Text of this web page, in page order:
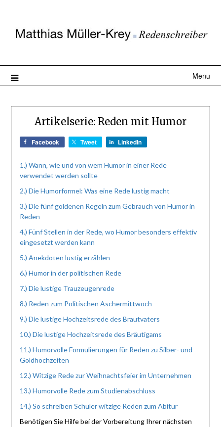
Menu
Artikelserie: Reden mit Humor
Facebook Tweet LinkedIn
1.) Wann, wie und von wem Humor in einer Rede
verwendet werden sollte
2.) Die Humorformel: Was eine Rede lustig macht
3.) Die fünf goldenen Regeln zum Gebrauch von Humor in
Reden
4.) Fünf Stellen in der Rede, wo Humor besonders effektiv
eingesetzt werden kann
5.) Anekdoten lustig erzählen
6.) Humor in der politischen Rede
7.) Die lustige Trauzeugenrede
8.) Reden zum Politischen Aschermittwoch
9.) Die lustige Hochzeitsrede des Brautvaters
10.) Die lustige Hochzeitsrede des Bräutigams
11.) Humorvolle Formulierungen für Reden zu Silber- und
Goldhochzeiten
12.) Witzige Rede zur Weihnachtsfeier im Unternehmen
13.) Humorvolle Rede zum Studienabschluss
14.) So schreiben Schüler witzige Reden zum Abitur
Benötigen Sie Hilfe bei der Vorbereitung Ihrer nächsten